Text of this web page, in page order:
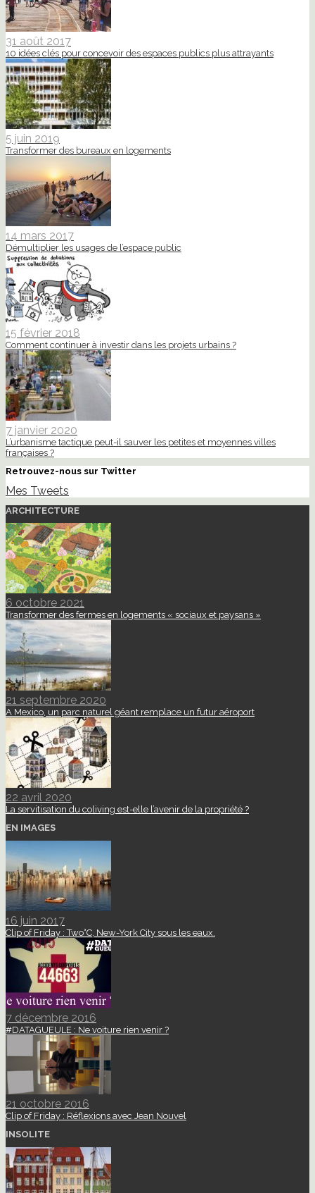
31 août 2017
10 idées clés pour concevoir des espaces publics plus attrayants
5 juin 2019
Transformer des bureaux en logements
14 mars 2017
Démultiplier les usages de l’espace public
15 février 2018
Comment continuer à investir dans les projets urbains ?
7 janvier 2020
L’urbanisme tactique peut-il sauver les petites et moyennes villes
françaises ?
Retrouvez-nous sur Twitter
Mes Tweets
ARCHITECTURE
6 octobre 2021
Transformer des fermes en logements « sociaux et paysans »
21 septembre 2020
A Mexico, un parc naturel géant remplace un futur aéroport
22 avril 2020
La servitisation du coliving est-elle l’avenir de la propriété ?
EN IMAGES
16 juin 2017
Clip of Friday : Two°C, New-York City sous les eaux.
7 décembre 2016
#DATAGUEULE : Ne voiture rien venir ?
21 octobre 2016
Clip of Friday : Réflexions avec Jean Nouvel
INSOLITE